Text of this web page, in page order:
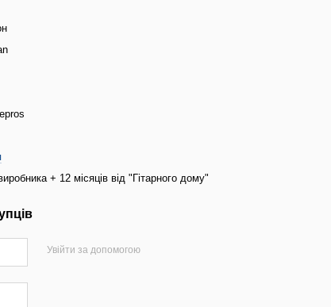
+ 12 місяців від "Гітарного дому"
Увійти за допомогою